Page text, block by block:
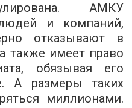
АМКУ
и компаний,
отказывают в
также имеет право
обязывая его
А размеры таких
миллионами.